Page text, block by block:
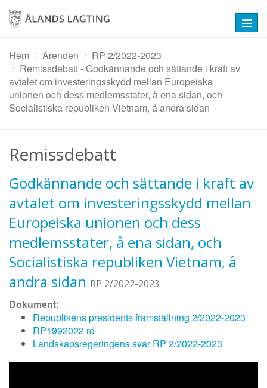
Hoppa
huvudinnehåll
Hem
Ärenden
RP 2/2022-2023
Remissdebatt - Godkännande och sättande i kraft av
avtalet om investeringsskydd mellan Europeiska
unionen och dess medlemsstater, å ena sidan, och
Socialistiska republiken Vietnam, å andra sidan
Remissdebatt
Godkännande och sättande i kraft av
avtalet om investeringsskydd mellan
Europeiska unionen och dess
medlemsstater, å ena sidan, och
Socialistiska republiken Vietnam, å
andra sidan RP 2/2022-2023
Dokument:
Republikens presidents framställning 2/2022-2023
RP1992022 rd
Landskapsregeringens svar RP 2/2022-2023